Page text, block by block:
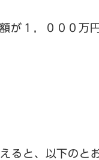
が１，０００万
ると、以下のと